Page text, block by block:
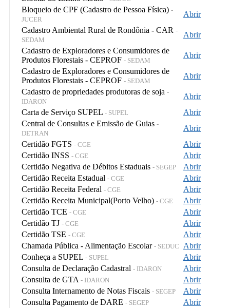
Bloqueio de CPF (Cadastro de Pessoa Física) -
JUCER
Abrir
Cadastro Ambiental Rural de Rondônia - CAR -
SEDAM
Abrir
Cadastro de Exploradores e Consumidores de
Produtos Florestais - CEPROF - SEDAM
Abrir
Cadastro de Exploradores e Consumidores de
Produtos Florestais - CEPROF - SEDAM
Abrir
Cadastro de propriedades produtoras de soja -
IDARON
Abrir
Carta de Serviço SUPEL - SUPEL
Abrir
Central de Consultas e Emissão de Guias -
DETRAN
Abrir
Certidão FGTS - CGE
Abrir
Certidão INSS - CGE
Abrir
Certidão Negativa de Débitos Estaduais - SEGEP
Abrir
Certidão Receita Estadual - CGE
Abrir
Certidão Receita Federal - CGE
Abrir
Certidão Receita Municipal(Porto Velho) - CGE
Abrir
Certidão TCE - CGE
Abrir
Certidão TJ - CGE
Abrir
Certidão TSE - CGE
Abrir
Chamada Pública - Alimentação Escolar - SEDUC
Abrir
Conheça a SUPEL - SUPEL
Abrir
Consulta de Declaração Cadastral - IDARON
Abrir
Consulta de GTA - IDARON
Abrir
Consulta Internamento de Notas Fiscais - SEGEP
Abrir
Consulta Pagamento de DARE - SEGEP
Abrir